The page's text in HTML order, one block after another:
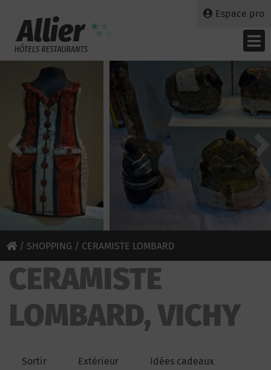
Espace pro
/ SHOPPING / CERAMISTE LOMBARD
CERAMISTE
LOMBARD, VICHY
Sortir Extérieur Idées cadeaux